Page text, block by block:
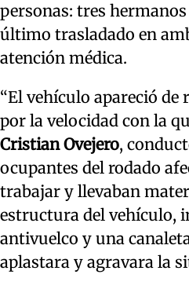
personas: tres
último trasladado en
atención médica.
“El vehículo apareció de
por la velocidad con la
Cristian Ovejero,
ocupantes del rodado
trabajar y llevaban
estructura del vehículo,
antivuelco y una
aplastara y agravara la